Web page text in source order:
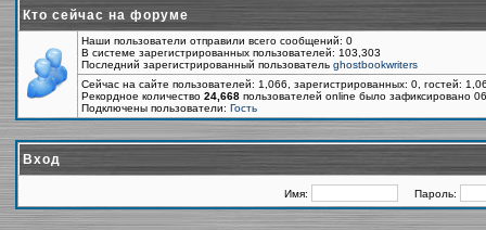
Кто сейчас на форуме
Наши пользователи отправили всего сообщений: 0
В системе зарегистрированных пользователей: 103,303
Последний зарегистрированный пользователь ghostbookwriters
Сейчас на сайте пользователей: 1,066, зарегистрированных: 0, гостей:
Рекордное количество 24,668 пользователей online было зафиксировано
Подключены пользователи: Гость
Вход
Имя: Пароль: